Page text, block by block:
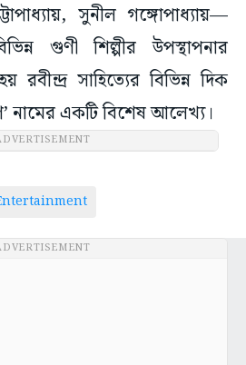
সুনীল গঙ্গোপাধ্যায়—
গুণী শিল্পীর উপস্থাপনার
রবীন্দ্র সাহিত্যের বিভিন্ন দিক
নামের একটি বিশেষ আলেখ্য।